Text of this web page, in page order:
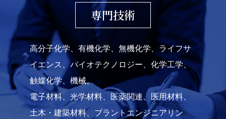
専門技術
高分子化学、有機化学、無機化学、ライフサ
イエンス、バイオテクノロジー、化学工学、
触媒化学、機械。
電子材料、光学材料、医薬関連、医用材料、
土木・建築材料、プラントエンジニアリン